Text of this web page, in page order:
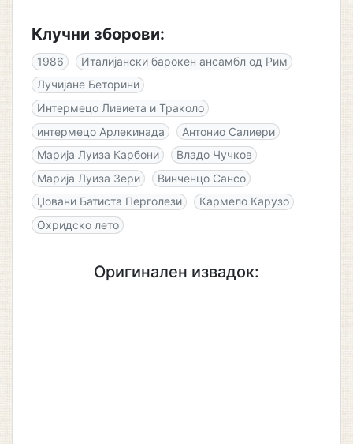
Клучни зборови:
1986
Италијански барокен ансамбл од Рим
Лучијане Беторини
Интермецо Ливиета и Траколо
интермецо Арлекинада
Антонио Салиери
Марија Луиза Карбони
Владо Чучков
Марија Луиза Зери
Винченцо Сансо
Џовани Батиста Перголези
Кармело Карузо
Охридско лето
Оригинален извадок: